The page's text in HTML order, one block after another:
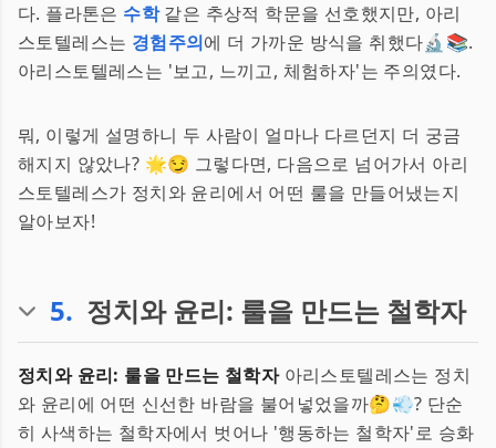
다. 플라톤은 수학같은 추상적 학문을 선호했지만, 아리
스토텔레스는 경험주의에 더 가까운 방식을 취했다🔬📚.
아리스토텔레스는 '보고, 느끼고, 체험하자'는 주의였다.
뭐, 이렇게 설명하니 두 사람이 얼마나 다르던지 더 궁금
해지지 않았나? 🌟😏 그렇다면, 다음으로 넘어가서 아리
스토텔레스가 정치와 윤리에서 어떤 룰을 만들어냈는지
알아보자!
5. 정치와 윤리: 룰을 만드는 철학자
정치와 윤리: 룰을 만드는 철학자아리스토텔레스는 정치
와 윤리에 어떤 신선한 바람을 불어넣었을까🤔💨? 단순
히 사색하는 철학자에서 벗어나 '행동하는 철학자'로 승화